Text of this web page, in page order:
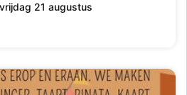
21 augustus